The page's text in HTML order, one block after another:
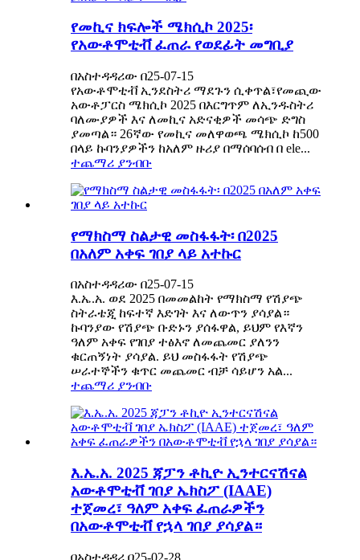
የመኪና ክፍሎች ሜክሲኮ 2025፡
የአውቶሞቲቭ ፈጠራ የወደፊት መግቢያ
በአስተዳዳሪው በ25-07-15
የአውቶሞቲቭ ኢንደስትሪ ማደጉን ሲቀጥል፣የመጪው
አውቶፓርስ ሜክሲኮ 2025 በእርግጥም ለኢንዱስትሪ
ባለሙያዎች እና ለመኪና አድናቂዎች መሳጭ ድግስ
ያመጣል። 26ኛው የመኪና መለዋወጫ ሜክሲኮ ከ500
በላይ ኩባንያዎችን ከአለም ዙሪያ በማሰባሰብ በ ele...
ተጨማሪ ያንብቡ
የማክስማ ስልታዊ መስፋፋት፡ በ2025
በአለም አቀፍ ገበያ ላይ አተኩር
በአስተዳዳሪው በ25-07-15
እ.ኤ.አ. ወደ 2025 በመመልከት የማክስማ የሽያጭ
ስትራቴጂ ከፍተኛ እድገት እና ለውጥን ያሳያል።
ኩባንያው የሽያጭ ቡድኑን ያሰፋዋል, ይህም የእኛን
ዓለም አቀፍ የገበያ ተፅእኖ ለመጨመር ያለንን
ቁርጠኝነት ያሳያል. ይህ መስፋፋት የሽያጭ
ሠራተኞችን ቁጥር መጨመር ብቻ ሳይሆን አል...
ተጨማሪ ያንብቡ
እ.ኤ.አ. 2025 ጃፓን ቶኪዮ ኢንተርናሽናል
አውቶሞቲቭ ገበያ ኤክስፖ (IAAE)
ተጀመረ፣ ዓለም አቀፍ ፈጠራዎችን
በአውቶሞቲቭ የኋላ ገበያ ያሳያል።
በአስተዳዳሪ በ25-02-28